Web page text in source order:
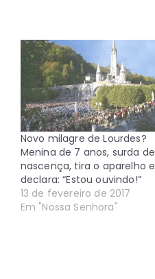
Novo milagre de Lourdes?
Menina de 7 anos, surda de
nascença, tira o aparelho e
declara: “Estou ouvindo!”
13 de fevereiro de 2017
Em "Nossa Senhora"